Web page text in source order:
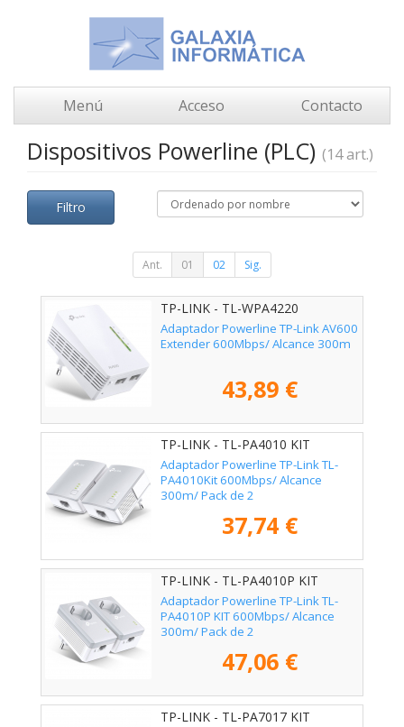
Menú Acceso Contacto
Dispositivos Powerline (PLC) (14 art.)
Filtro
Ant. 01 02 Sig.
TP-LINK - TL-WPA4220
Adaptador Powerline TP-Link AV600
Extender 600Mbps/ Alcance 300m
43,89 €
TP-LINK - TL-PA4010 KIT
Adaptador Powerline TP-Link TL-
PA4010Kit 600Mbps/ Alcance
300m/ Pack de 2
37,74 €
TP-LINK - TL-PA4010P KIT
Adaptador Powerline TP-Link TL-
PA4010P KIT 600Mbps/ Alcance
300m/ Pack de 2
47,06 €
TP-LINK - TL-PA7017 KIT